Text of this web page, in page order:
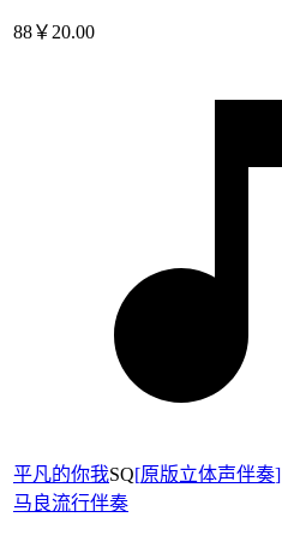
88￥20.00
平凡的你我SQ[原版立体声伴奏]
马良流行伴奏